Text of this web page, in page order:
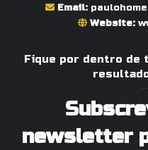
Email:
Website:
Fique por dentro de
newsletter